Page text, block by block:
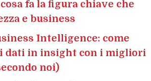
fa la figura chiave che
e business
Intelligence: come
dati in insight con i migliori
noi)